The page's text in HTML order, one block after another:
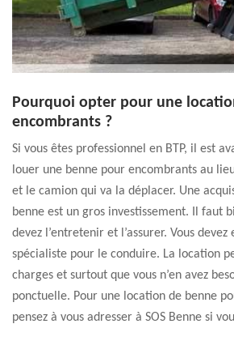
Pourquoi opter pour une
encombrants ?
Si vous êtes professionnel en BTP, il est
louer une benne pour encombrants au
et le camion qui va la déplacer. Une
benne est un gros investissement. Il faut
devez l’entretenir et l’assurer. Vous devez
spécialiste pour le conduire. La location
charges et surtout que vous n’en avez
ponctuelle. Pour une location de benne
pensez à vous adresser à SOS Benne si